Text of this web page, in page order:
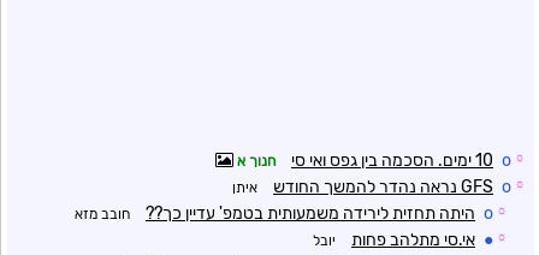
☼
o 10 ימים. הסכמה בין גפס ואי סי חנוך א
☼
o GFS נראה נהדר להמשך החודש איתן
☼
o היתה תחזית לירידה משמעותית בטמפ' עדיין כך?? חובב מזא
☼
● אי.סי מתלהב פחות יובל